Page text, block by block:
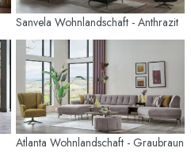
Sanvela Wohnlandschaft - Anthrazit
Atlanta Wohnlandschaft - Graubraun